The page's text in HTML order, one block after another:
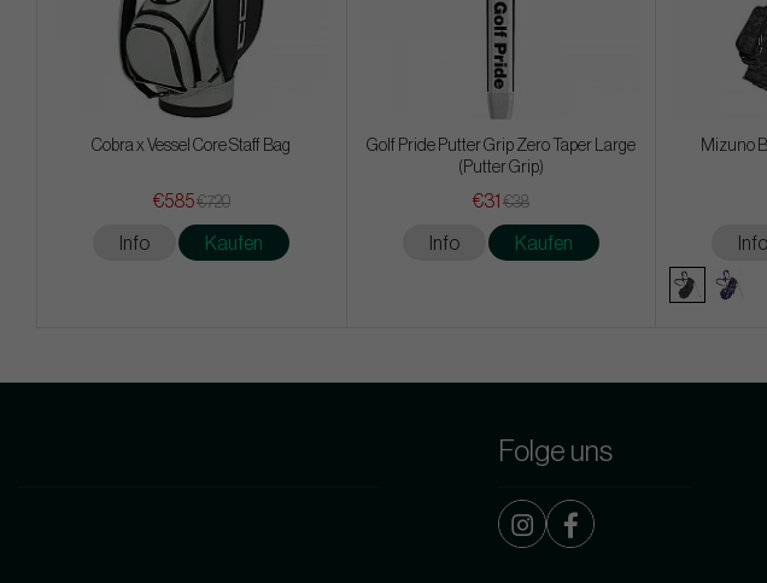
Cobra x Vessel Core Staff Bag
€585€720
Info Kaufen
Golf Pride Putter Grip Zero Taper Large
(Putter Grip)
€31 €38
Info Kaufen
Mizuno
Info
Folge uns